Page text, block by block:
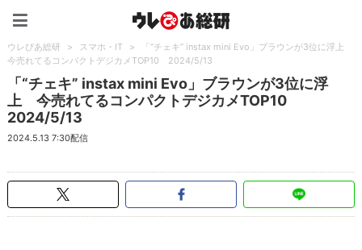
ウレぴあ総研 > スマホ・IT >
「“チェキ” instax mini Evo」ブラウンが3位に浮上
今売れてるコンパクトデジカメTOP10 2024/5/13
「“チェキ” instax mini Evo」ブラウンが3位に浮
上 今売れてるコンパクトデジカメTOP10
2024/5/13
2024.5.13 7:30配信